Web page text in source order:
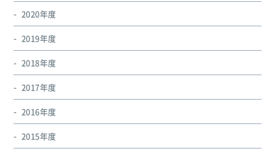
2020年度
2019年度
2018年度
2017年度
2016年度
2015年度